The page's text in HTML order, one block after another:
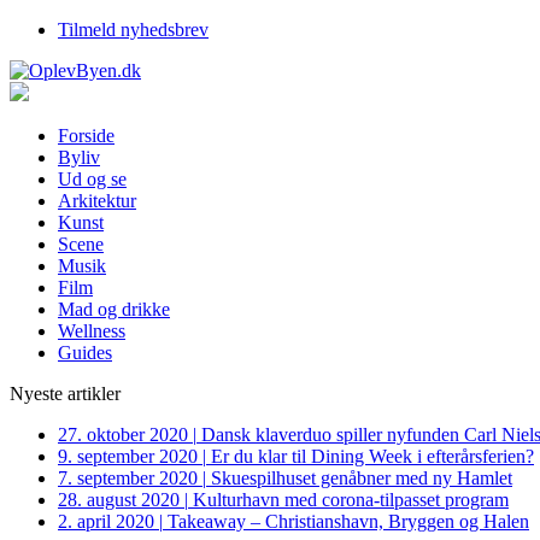
Tilmeld nyhedsbrev
Forside
Byliv
Ud og se
Arkitektur
Kunst
Scene
Musik
Film
Mad og drikke
Wellness
Guides
Nyeste artikler
27. oktober 2020 | Dansk klaverduo spiller nyfunden Carl
9. september 2020 | Er du klar til Dining Week i efterårsferien?
7. september 2020 | Skuespilhuset genåbner med ny Hamlet
28. august 2020 | Kulturhavn med corona-tilpasset program
2. april 2020 | Takeaway – Christianshavn, Bryggen og Halen